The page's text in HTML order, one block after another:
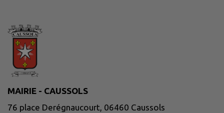
MAIRIE - CAUSSOLS
76 place Derégnaucourt, 06460 Caussols